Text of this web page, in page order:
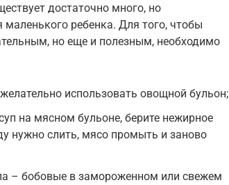
достаточно много, но
ребенка. Для того, чтобы
но еще и полезным, необходимо
использовать овощной бульон;
на мясном бульоне, берите нежирное
нужно слить, мясо промыть и заново
– бобовые в замороженном или свежем